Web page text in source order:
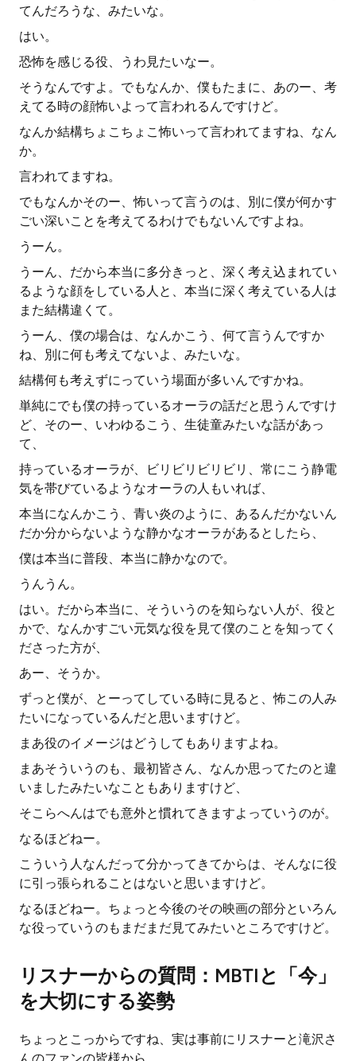
てんだろうな、みたいな。
はい。
恐怖を感じる役、うわ見たいなー。
そうなんですよ。でもなんか、僕もたまに、あのー、考
えてる時の顔怖いよって言われるんですけど。
なんか結構ちょこちょこ怖いって言われてますね、なん
か。
言われてますね。
でもなんかそのー、怖いって言うのは、別に僕が何かす
ごい深いことを考えてるわけでもないんですよね。
うーん。
うーん、だから本当に多分きっと、深く考え込まれてい
るような顔をしている人と、本当に深く考えている人は
また結構違くて。
うーん、僕の場合は、なんかこう、何て言うんですか
ね、別に何も考えてないよ、みたいな。
結構何も考えずにっていう場面が多いんですかね。
単純にでも僕の持っているオーラの話だと思うんですけ
ど、そのー、いわゆるこう、生徒童みたいな話があっ
て、
持っているオーラが、ビリビリビリビリ、常にこう静電
気を帯びているようなオーラの人もいれば、
本当になんかこう、青い炎のように、あるんだかないん
だか分からないような静かなオーラがあるとしたら、
僕は本当に普段、本当に静かなので。
うんうん。
はい。だから本当に、そういうのを知らない人が、役と
かで、なんかすごい元気な役を見て僕のことを知ってく
ださった方が、
あー、そうか。
ずっと僕が、とーってしている時に見ると、怖この人み
たいになっているんだと思いますけど。
まあ役のイメージはどうしてもありますよね。
まあそういうのも、最初皆さん、なんか思ってたのと違
いましたみたいなこともありますけど、
そこらへんはでも意外と慣れてきますよっていうのが。
なるほどねー。
こういう人なんだって分かってきてからは、そんなに役
に引っ張られることはないと思いますけど。
なるほどねー。ちょっと今後のその映画の部分といろん
な役っていうのもまだまだ見てみたいところですけど。
リスナーからの質問：MBTIと「今」
を大切にする姿勢
ちょっとこっからですね、実は事前にリスナーと滝沢さ